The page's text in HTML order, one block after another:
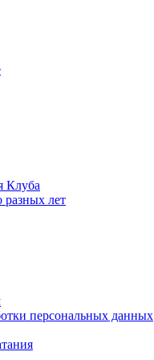
Клуба
разных лет
персональных данных